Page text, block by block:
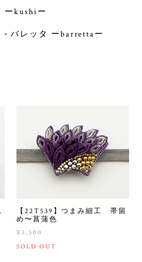
ーkushiー
バレッタ ーbarrettaー
【22T539】つまみ細工 帯留
め〜菖蒲色
¥3,500
SOLD OUT